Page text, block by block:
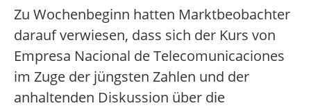
Zu Wochenbeginn hatten Marktbeobachter
darauf verwiesen, dass sich der Kurs von
Empresa Nacional de Telecomunicaciones
im Zuge der jüngsten Zahlen und der
anhaltenden Diskussion über die